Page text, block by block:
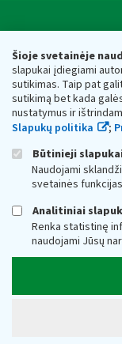
Šioje svetainėje
slapukai įdiegiami
sutikimas. Taip pat
sutikimą bet kada
nustatymus ir
Slapukų politika
;
Būtinieji
Naudojami
svetainės
Analitiniai
Renka statistinę
naudojami Jūsų
Valstybinė
Respublikos
Biudžetinė įstaiga.
adresas: Vasario 16-
vmi@vmi.lt , E.
Duomenys apie
Respublikos finansų